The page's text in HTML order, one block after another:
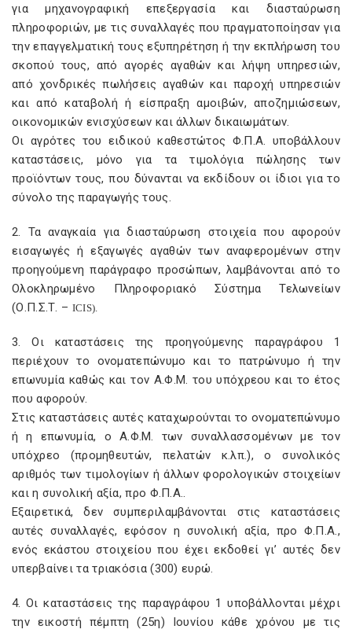
για μηχανογραφική επεξεργασία και διασταύρωση
πληροφοριών, με τις συναλλαγές που πραγματοποίησαν για
την επαγγελματική τους εξυπηρέτηση ή την εκπλήρωση του
σκοπού τους, από αγορές αγαθών και λήψη υπηρεσιών,
από χονδρικές πωλήσεις αγαθών και παροχή υπηρεσιών
και από καταβολή ή είσπραξη αμοιβών, αποζημιώσεων,
οικονομικών ενισχύσεων και άλλων δικαιωμάτων.
Οι αγρότες του ειδικού καθεστώτος Φ.Π.Α. υποβάλλουν
καταστάσεις, μόνο για τα τιμολόγια πώλησης των
προϊόντων τους, που δύνανται να εκδίδουν οι ίδιοι για το
σύνολο της παραγωγής τους.
2. Τα αναγκαία για διασταύρωση στοιχεία που αφορούν
εισαγωγές ή εξαγωγές αγαθών των αναφερομένων στην
προηγούμενη παράγραφο προσώπων, λαμβάνονται από το
Ολοκληρωμένο Πληροφοριακό Σύστημα Τελωνείων
(Ο.Π.Σ.Τ. – ICIS).
3. Οι καταστάσεις της προηγούμενης παραγράφου 1
περιέχουν το ονοματεπώνυμο και το πατρώνυμο ή την
επωνυμία καθώς και τον Α.Φ.Μ. του υπόχρεου και το έτος
που αφορούν.
Στις καταστάσεις αυτές καταχωρούνται το ονοματεπώνυμο
ή η επωνυμία, ο Α.Φ.Μ. των συναλλασσομένων με τον
υπόχρεο (προμηθευτών, πελατών κ.λπ.), ο συνολικός
αριθμός των τιμολογίων ή άλλων φορολογικών στοιχείων
και η συνολική αξία, προ Φ.Π.Α..
Εξαιρετικά, δεν συμπεριλαμβάνονται στις καταστάσεις
αυτές συναλλαγές, εφόσον η συνολική αξία, προ Φ.Π.Α.,
ενός εκάστου στοιχείου που έχει εκδοθεί γι’ αυτές δεν
υπερβαίνει τα τριακόσια (300) ευρώ.
4. Οι καταστάσεις της παραγράφου 1 υποβάλλονται μέχρι
την εικοστή πέμπτη (25η) Ιουνίου κάθε χρόνου με τις